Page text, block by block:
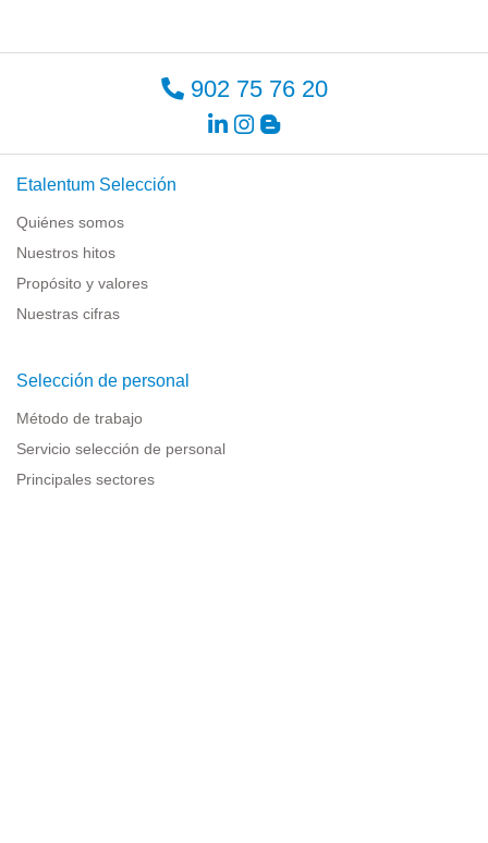
902 75 76 20
Etalentum Selección
Quiénes somos
Nuestros hitos
Propósito y valores
Nuestras cifras
Selección de personal
Método de trabajo
Servicio selección de personal
Principales sectores